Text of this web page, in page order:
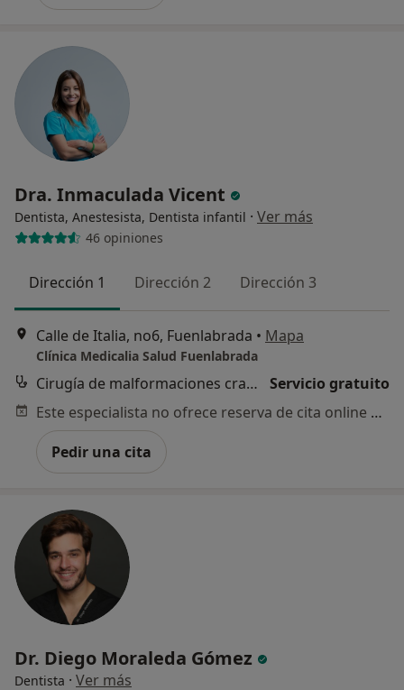
Dra. Inmaculada Vicent
Dentista, Anestesista, Dentista infantil · Ver más
46 opiniones
Dirección 1 Dirección 2 Dirección 3
Calle de Italia, no6, Fuenlabrada • Mapa
Clínica Medicalia Salud Fuenlabrada
Cirugía de malformaciones craneofaciales
Servicio gratuito
Este especialista no ofrece reserva de cita online en esta dirección.
Pedir una cita
Dr. Diego Moraleda Gómez
Dentista · Ver más